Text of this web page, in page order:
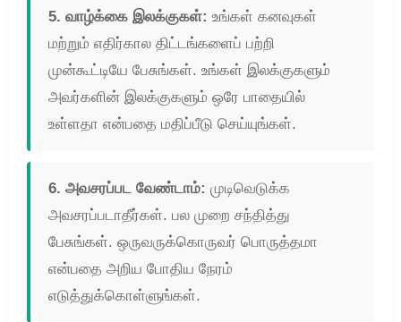
5. வாழ்க்கை இலக்குகள்: உங்கள் கனவுகள்
மற்றும் எதிர்கால திட்டங்களைப் பற்றி
முன்கூட்டியே பேசுங்கள். உங்கள் இலக்குகளும்
அவர்களின் இலக்குகளும் ஒரே பாதையில்
உள்ளதா என்பதை மதிப்பீடு செய்யுங்கள்.
6. அவசரப்பட வேண்டாம்: முடிவெடுக்க
அவசரப்படாதீர்கள். பல முறை சந்தித்து
பேசுங்கள். ஒருவருக்கொருவர் பொருத்தமா
என்பதை அறிய போதிய நேரம்
எடுத்துக்கொள்ளுங்கள்.